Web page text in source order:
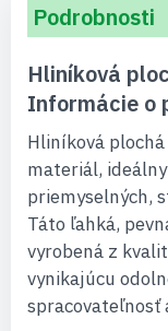
Podrobnosti
Hliníková
Informácie o
Hliníková
materiál,
priemyselných,
Táto ľahká,
vyrobená z
vynikajúcu
spracovateľnosť